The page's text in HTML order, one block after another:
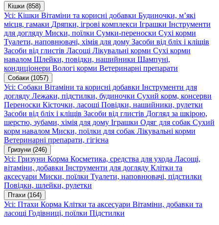
Кішки (858)
Усі: Кішки Вітаміни та корисні добавки Будиночки, м’які
місця, гамаки Дряпки, ігрові комплекси Іграшки Інструменти
для догляду Миски, поїлки Сумки-переноски Сухі корми
Туалети, наповнювачі, хімія для дому Засоби від бліх і кліщів
Засоби від глистів Ласощі Лікувальні корми Сухі корми
навалом Шлейки, повідки, нашийники Шампуні,
кондиціонери Вологі корми Ветеринарні препарати
Собаки (1057)
Усі: Собаки Вітаміни та корисні добавки Інструменти для
догляду Лежаки, підстилки, будиночки Сухий корм, консерви
Переноски Кісточки, ласощі Повідки, нашийники, рулетки
Засоби від бліх і кліщів Засоби від глистів Догляд за шкірою,
шерстю, зубами, хімія для дому Іграшки Одяг для собак Сухий
корм навалом Миски, поїлки для собак Лікувальні корми
Ветеринарні препарати, гігієна
Гризуни (246)
Усі: Гризуни Корма Косметика, средства для ухода Ласощі,
вітаміни, добавки Інструменти для догляду Клітки та
аксесуари Миски, поїлки Туалети, наповнювачі, підстилки
Повідки, шлейки, рулетки
Птахи (164)
Усі: Птахи Корма Клітки та аксесуари Вітаміни, добавки та
ласощі Годівниці, поїлки Підстилки